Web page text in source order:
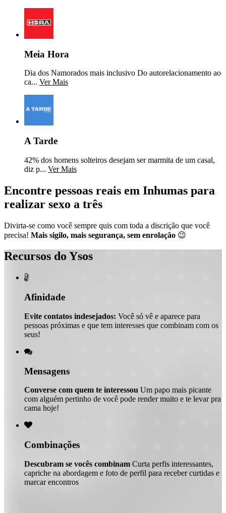
Meia Hora
Dia dos Namorados mais inclusivo Do autorelacionamento ao
ca... Ver Mais
A Tarde
42% dos homens solteiros desejam ser marmita de um casal,
diz p... Ver Mais
Encontre pessoas reais em Inhumas para
realizar sexo a três
Divirta-se como você sempre quis com toda a discrição que você
precisa! Mais sigilo, mais segurança, sem enrolação 😉
Recursos do Ysos

Afinidade
Evite contatos indesejados: Você só vê e aparece para
pessoas próximas e que tem interesses que combinam com os
seus!

Mensagens
Converse com quem te interessou Um papo mais picante
com alguém pertinho de você pode render muito e te levar pra
cama hoje!

Combinações
Descubram se vocês combinam Curta perfis interessantes,
capriche na abordagem e foto de perfil para receber curtidas e
marcar encontros